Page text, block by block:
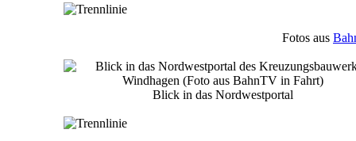
Fotos aus
Blick in das Nordwestportal